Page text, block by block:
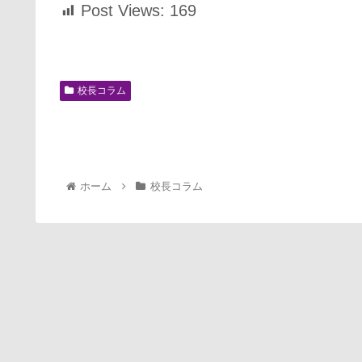
Post Views: 169
校長コラム
ホーム 校長コラム